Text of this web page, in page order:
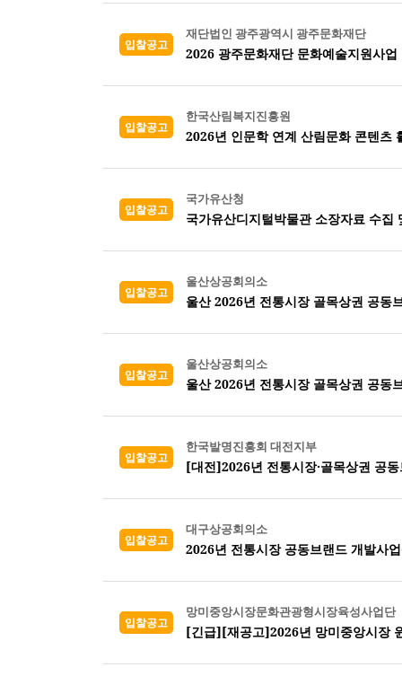
입찰공고
재단법인 광주광역시 광주문화재단
2026 광주문화재단 문화예술지원사
입찰공고
한국산림복지진흥원
2026년 인문학 연계 산림문화 콘텐츠
입찰공고
국가유산청
국가유산디지털박물관 소장자료 수집
입찰공고
울산상공회의소
울산 2026년 전통시장 골목상권 공동
입찰공고
울산상공회의소
울산 2026년 전통시장 골목상권 공동
입찰공고
한국발명진흥회 대전지부
[대전]2026년 전통시장·골목상권 공
입찰공고
대구상공회의소
2026년 전통시장 공동브랜드 개발사
입찰공고
망미중앙시장문화관광형시장육성사업단
[긴급][재공고]2026년 망미중앙시장